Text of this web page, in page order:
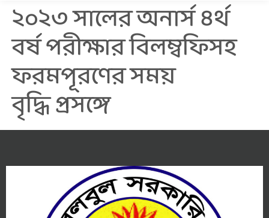
২০২৩ সালের অনার্স ৪র্থ
বর্ষ পরীক্ষার বিলম্বফিসহ
ফরমপূরণের সময়
বৃদ্ধি প্রসঙ্গে